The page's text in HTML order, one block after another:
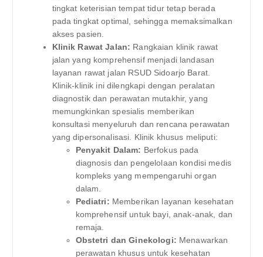
tingkat keterisian tempat tidur tetap berada
pada tingkat optimal, sehingga memaksimalkan
akses pasien.
Klinik Rawat Jalan: Rangkaian klinik rawat
jalan yang komprehensif menjadi landasan
layanan rawat jalan RSUD Sidoarjo Barat.
Klinik-klinik ini dilengkapi dengan peralatan
diagnostik dan perawatan mutakhir, yang
memungkinkan spesialis memberikan
konsultasi menyeluruh dan rencana perawatan
yang dipersonalisasi. Klinik khusus meliputi:
Penyakit Dalam: Berfokus pada
diagnosis dan pengelolaan kondisi medis
kompleks yang mempengaruhi organ
dalam.
Pediatri: Memberikan layanan kesehatan
komprehensif untuk bayi, anak-anak, dan
remaja.
Obstetri dan Ginekologi: Menawarkan
perawatan khusus untuk kesehatan